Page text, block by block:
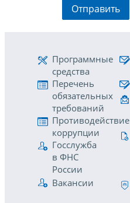
Отправить
Программные
средства
Перечень
обязательных
требований
Противодействие
коррупции
Госслужба
в ФНС
России
Вакансии